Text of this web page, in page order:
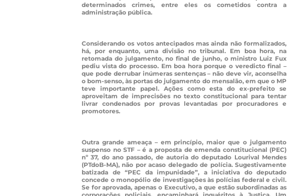
determinados crimes, entre eles os cometidos contra a
administração pública.
Considerando os votos antecipados mas ainda não formalizados,
há, por enquanto, uma divisão no tribunal. Em boa hora, na
retomada do julgamento, no final de junho, o ministro Luiz Fux
pediu vista do processo. Em boa hora porque o veredicto final –
que pode derrubar inúmeras sentenças – não deve vir, aconselha
o bom-senso, às portas do julgamento do mensalão, em que o MP
teve importante papel. Ações como esta do ex-prefeito se
aproveitam de imprecisões no texto constitucional para tentar
livrar condenados por provas levantadas por procuradores e
promotores.
Outra grande ameaça – em princípio, maior que o julgamento
suspenso no STF – é a proposta de emenda constitucional (PEC)
nº 37, do ano passado, de autoria do deputado Lourival Mendes
(PTdoB-MA), não por acaso delegado de polícia. Sugestivamente
batizada de “PEC da impunidade”, a iniciativa do deputado
concede o monopólio de investigações às polícias federal e civil.
Se for aprovada, apenas o Executivo, a que estão subordinadas as